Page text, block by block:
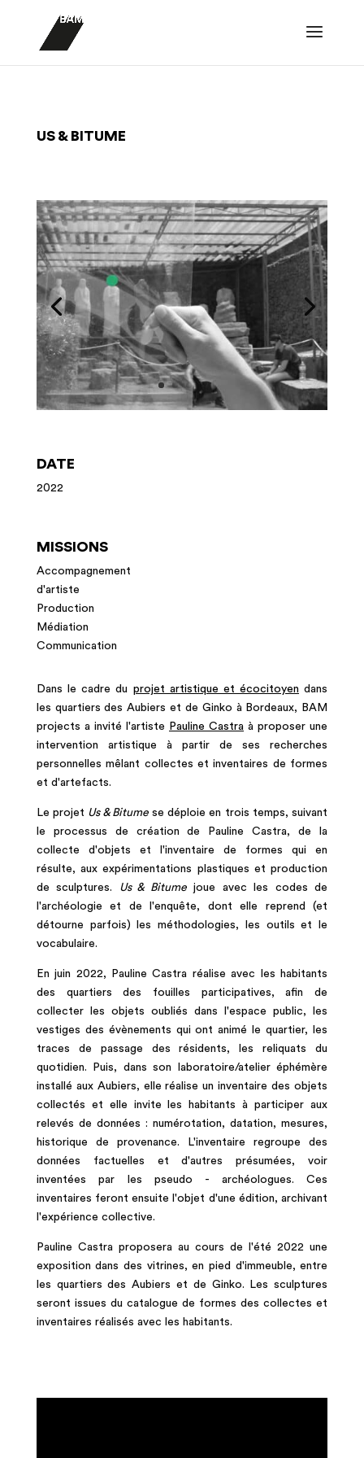
US & BITUME
DATE
2022
MISSIONS
Accompagnement
d'artiste
Production
Médiation
Communication
Dans le cadre du projet artistique et écocitoyen dans
les quartiers des Aubiers et de Ginko à Bordeaux, BAM
projects a invité l'artiste
Pauline Castra à proposer une
intervention artistique à partir de ses recherches
personnelles mêlant collectes et inventaires de formes
et d'artefacts.
Le projet Us & Bitumese déploie en trois temps, suivant
le processus de création de Pauline Castra, de la
collecte d'objets et l'inventaire de formes qui en
résulte, aux expérimentations plastiques et production
de sculptures. Us & Bitumejoue avec les codes de
l'archéologie et de l'enquête, dont elle reprend (et
détourne parfois) les méthodologies, les outils et le
vocabulaire.
En juin 2022, Pauline Castra réalise avec les habitants
des quartiers des fouilles participatives, afin de
collecter les objets oubliés dans l'espace public, les
vestiges des évènements qui ont animé le quartier, les
traces de passage des résidents, les reliquats du
quotidien. Puis, dans son laboratoire/atelier éphémère
installé aux Aubiers, elle réalise un inventaire des objets
collectés et elle invite les habitants à participer aux
relevés de données : numérotation, datation, mesures,
historique de provenance. L'inventaire regroupe des
données factuelles et d'autres présumées, voir
inventées par les pseudo - archéologues. Ces
inventaires feront ensuite l'objet d'une édition, archivant
l'expérience collective.
Pauline Castra proposera au cours de l'été 2022 une
exposition dans des vitrines, en pied d'immeuble, entre
les quartiers des Aubiers et de Ginko. Les sculptures
seront issues du catalogue de formes des collectes et
inventaires réalisés avec les habitants.